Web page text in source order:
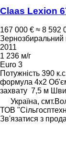
Claas Lexion
167 000 € ≈ 8 592
Зернозбиральний
2011
1 236 м/г
Euro 3
Потужність 390
формула 4x2
захвату 7,5 м
Україна,
ТОВ
Зв'язатися з